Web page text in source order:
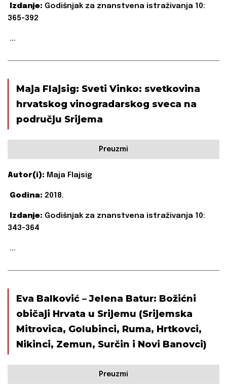
Izdanje: Godišnjak za znanstvena istraživanja 10:
365-392
...
Maja Flajsig: Sveti Vinko: svetkovina
hrvatskog vinogradarskog sveca na
području Srijema
Preuzmi
Autor(i): Maja Flajsig
Godina: 2018.
Izdanje: Godišnjak za znanstvena istraživanja 10:
343-364
...
Eva Balković – Jelena Batur: Božićni
običaji Hrvata u Srijemu (Srijemska
Mitrovica, Golubinci, Ruma, Hrtkovci,
Nikinci, Zemun, Surčin i Novi Banovci)
Preuzmi